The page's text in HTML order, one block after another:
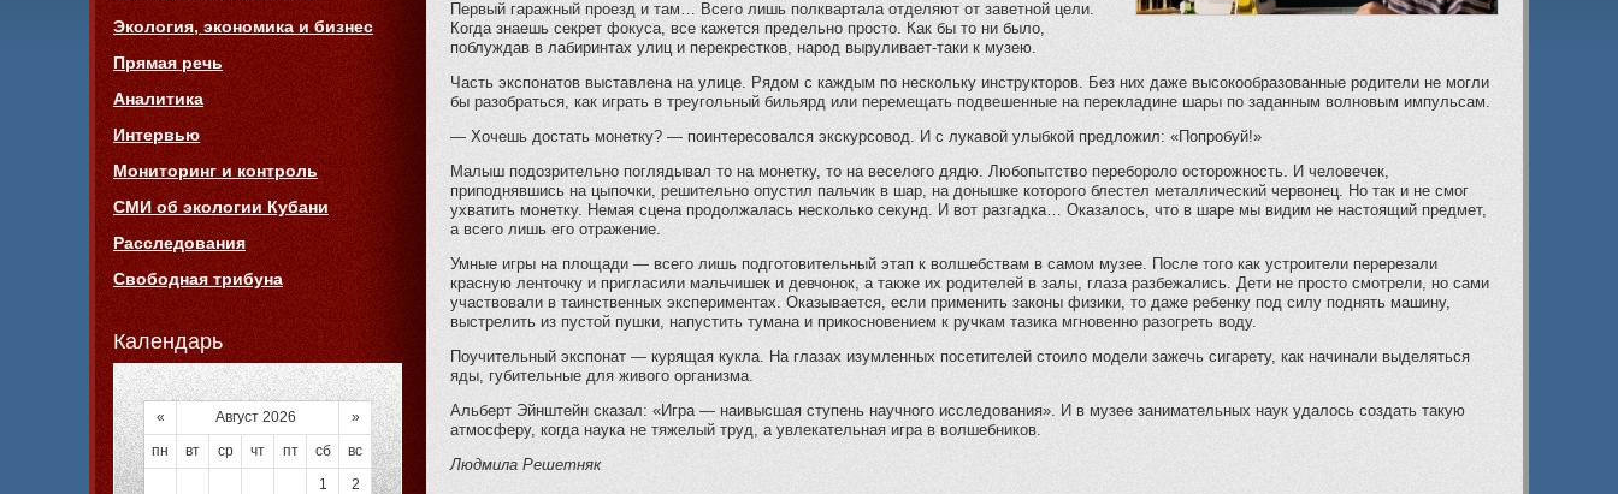
Первый гаражный проезд и там… Всего лишь полквартала отделяют от заветной цели.
Когда знаешь секрет фокуса, все кажется предельно просто. Как бы то ни было,
поблуждав в лабиринтах улиц и перекрестков, народ выруливает-таки к музею.
Часть экспонатов выставлена на улице. Рядом с каждым по нескольку инструкторов. Без них даже высокообразованные родители не могли
бы разобраться, как играть в треугольный бильярд или перемещать подвешенные на перекладине шары по заданным волновым импульсам.
— Хочешь достать монетку? — поинтересовался экскурсовод. И с лукавой улыбкой предложил: «Попробуй!»
Малыш подозрительно поглядывал то на монетку, то на веселого дядю. Любопытство перебороло осторожность. И человечек,
приподнявшись на цыпочки, решительно опустил пальчик в шар, на донышке которого блестел металлический червонец. Но так и не смог
ухватить монетку. Немая сцена продолжалась несколько секунд. И вот разгадка… Оказалось, что в шаре мы видим не настоящий предмет,
а всего лишь его отражение.
Умные игры на площади — всего лишь подготовительный этап к волшебствам в самом музее. После того как устроители перерезали
красную ленточку и пригласили мальчишек и девчонок, а также их родителей в залы, глаза разбежались. Дети не просто смотрели, но сами
участвовали в таинственных экспериментах. Оказывается, если применить законы физики, то даже ребенку под силу поднять машину,
выстрелить из пустой пушки, напустить тумана и прикосновением к ручкам тазика мгновенно разогреть воду.
Поучительный экспонат — курящая кукла. На глазах изумленных посетителей стоило модели зажечь сигарету, как начинали выделяться
яды, губительные для живого организма.
Альберт Эйнштейн сказал: «Игра — наивысшая ступень научного исследования». И в музее занимательных наук удалось создать такую
атмосферу, когда наука не тяжелый труд, а увлекательная игра в волшебников.
Людмила Решетняк
Экология, экономика и бизнес
Прямая речь
Аналитика
Интервью
Мониторинг и контроль
СМИ об экологии Кубани
Расследования
Свободная трибуна
Календарь
« Август 2026
»
пн
вт ср чт пт сб
вс
1
2